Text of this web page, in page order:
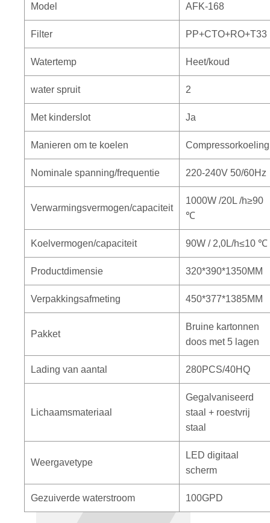
Model AFK-168
Filter PP+CTO+RO+T33
Watertemp Heet/koud
water spruit 2
Met kinderslot Ja
Manieren om te koelen Compressorkoeling
Nominale spanning/frequentie 220-240V 50/60Hz
Verwarmingsvermogen/capaciteit
1000W /20L /h≥90
℃
Koelvermogen/capaciteit 90W / 2,0L/h≤10 ℃
Productdimensie 320*390*1350MM
Verpakkingsafmeting 450*377*1385MM
Pakket
Bruine kartonnen
doos met 5 lagen
Lading van aantal 280PCS/40HQ
Lichaamsmateriaal
Gegalvaniseerd
staal + roestvrij
staal
Weergavetype
LED digitaal
scherm
Gezuiverde waterstroom 100GPD